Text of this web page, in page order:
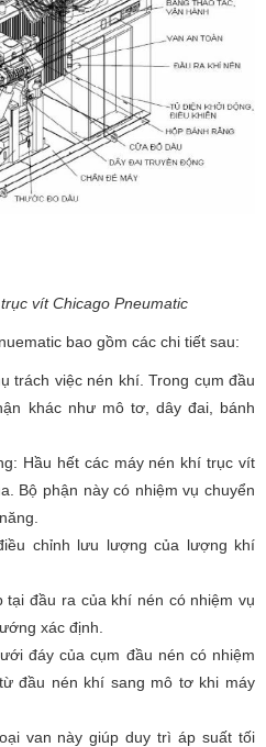
vít Chicago Pneumatic
bao gồm các chi tiết sau:
trách việc nén khí. Trong cụm đầu
khác như mô tơ, dây đai, bánh
Hầu hết các máy nén khí trục vít
Bộ phận này có nhiệm vụ chuyển
chỉnh lưu lượng của lượng khí
tại đầu ra của khí nén có nhiệm vụ
xác định.
đáy của cụm đầu nén có nhiệm
đầu nén khí sang mô tơ khi máy
van này giúp duy trì áp suất tối